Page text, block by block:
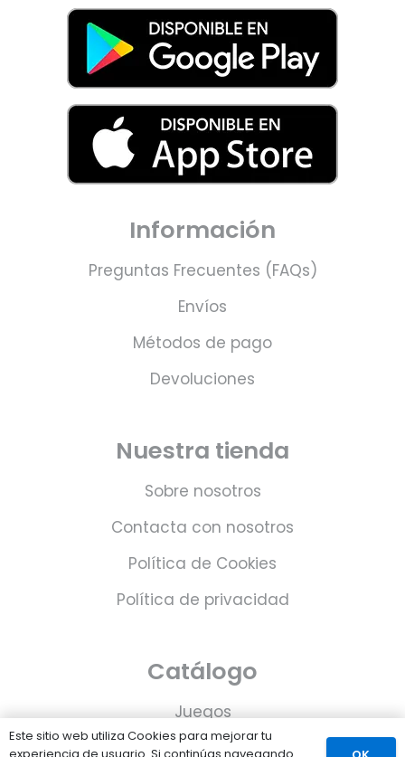
Información
Preguntas Frecuentes (FAQs)
Envíos
Métodos de pago
Devoluciones
Nuestra tienda
Sobre nosotros
Contacta con nosotros
Política de Cookies
Política de privacidad
Catálogo
Juegos
Consolas
Este sitio web utiliza Cookies para mejorar tu